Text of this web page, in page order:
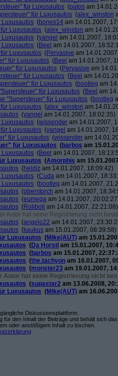
für Luxusautos (patos am
für Luxusautos (alex_winston
Luxusautos (bones14 am 14.01.2007,
Luxusautos (alex_winston am
Luxusautos (yangel am 14.01.2007,
Luxusautos (Beel am 14.01.2007,
Luxusautos (Pervasive am
für Luxusautos (Beel am 14.01.2007,
für Luxusautos (Pervasive am
für Luxusautos (Beel am
für Luxusautos (bootleg am
für Luxusautos (Beel am
"Supersteuer" für Luxusautos (bootleg
Luxusautos (alex_winston am
(yangel am 14.01.2007, 18:02:35)
Luxusautos (wissender am 14.01.2007,
Luxusautos (yangel am 14.01.2007,
für Luxusautos (wissender am
für Luxusautos (barbos am
Luxusautos (Beel am 14.01.2007,
Luxusautos (Amorphis am
(heldiz am 14.01.2007, 18:09:42)
Luxusautos (Cuda am 14.01.2007,
Luxusautos (bootleg am 14.01.2007,
(oberstorch am 14.01.2007,
(eumega am 14.01.2007,
(Roliboli am 14.01.2007, 22:21:08)
Autor hat seine Registrierung nicht
(angelo22 am 14.01.2007,
(kaukus am 15.01.2007, 08:39:58)
Luxusautos (Mike(AUT) am
(Da Horstl am 15.01.2007,
(barbos am 15.01.2007,
(the.tachyon am 16.01.2007,
(monster23 am 19.01.2007,
Autor hat seine Registrierung nicht
(supastar2 am 13.06.2008,
Luxusautos (Mike(AUT) am
Diskussionsplattform.
für den Inhalt der Beiträge und behält sich das
oder anstößigem Inhalt zu löschen.